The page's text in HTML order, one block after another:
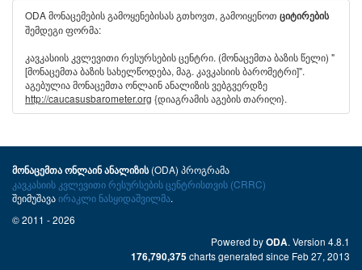
ODA მონაცემების გამოყენებისას გთხოვთ, გამოიყენოთ ციტირების
შემდეგი ფორმა:
კავკასიის კვლევითი რესურსების ცენტრი. (მონაცემთა ბაზის წელი) "
[მონაცემთა ბაზის სახელწოდება, მაგ. კავკასიის ბარომეტრი]".
აგებულია მონაცემთა ონლაინ ანალიზის ვებგვერდზე
http://caucasusbarometer.org {დიაგრამის აგების თარიღი}.
მონაცემთა ონლაინ ანალიზის(ODA) პროგრამა
კავკასიის კვლევითი რესურსების ცენტრისთვის (CRRC)
შეიმუშავაირაკლი ნასყიდაშვილმა.
© 2011 - 2026
Powered byODA. Version 4.8.1
176,790,375 charts generated since Feb 27, 2013